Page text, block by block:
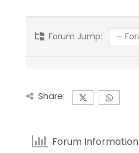
Forum Jump:
Share:
Forum Information